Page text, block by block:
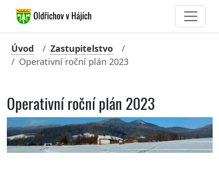
Úvod
Zastupitelstvo
Operativní roční plán 2023
Operativní roční plán 2023